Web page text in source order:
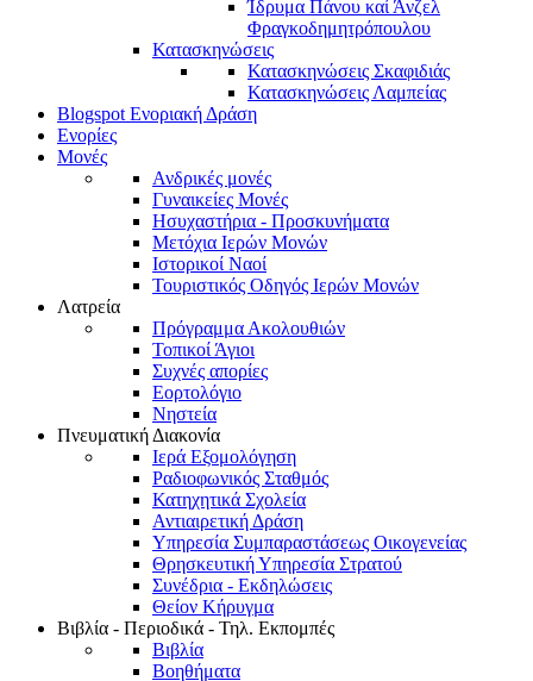
Ίδρυμα Πάνου καί Άνζελ
Φραγκοδημητρόπουλου
Κατασκηνώσεις
Κατασκηνώσεις Σκαφιδιάς
Κατασκηνώσεις Λαμπείας
Blogspot Ενοριακή Δράση
Ενορίες
Μονές
Ανδρικές μονές
Γυναικείες Μονές
Ησυχαστήρια - Προσκυνήματα
Μετόχια Ιερών Μονών
Ιστορικοί Ναοί
Τουριστικός Οδηγός Ιερών Μονών
Λατρεία
Πρόγραμμα Ακολουθιών
Τοπικοί Άγιοι
Συχνές απορίες
Εορτολόγιο
Νηστεία
Πνευματική Διακονία
Ιερά Εξομολόγηση
Ραδιοφωνικός Σταθμός
Κατηχητικά Σχολεία
Αντιαιρετική Δράση
Υπηρεσία Συμπαραστάσεως Οικογενείας
Θρησκευτική Υπηρεσία Στρατού
Συνέδρια - Εκδηλώσεις
Θείον Κήρυγμα
Βιβλία - Περιοδικά - Τηλ. Εκπομπές
Βιβλία
Βοηθήματα